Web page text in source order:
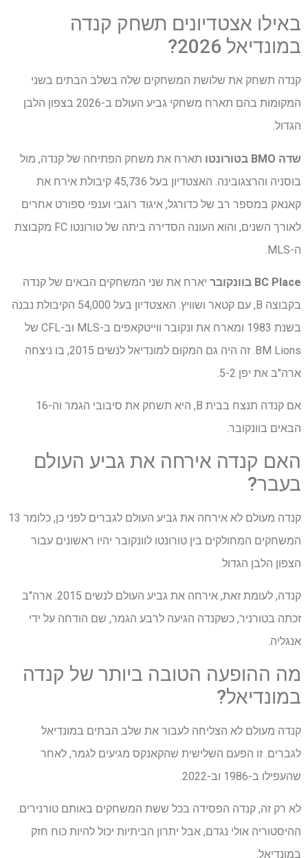
באילו אצטדיונים תשחק קנדה
במונדיאל 2026?
קנדה תשחק את שלושת המשחקים שלה בשלב הבתים בשני
המקומות בהם תארח משחקי גביע העולם ב-2026 בצפון הלבן
הגדול.
שדה BMO בטורונטו
תארח את משחק הפתיחה של קנדה, מול
בוסניה והרצגובינה. האצטדיון בעל 45,736 קיבולת אירח את
קאנאק במספר רב של כדורגל, איגוד רוגבי וענפי ספורט אחרים
לאורך השנים, והוא העונה הסדירה ביתה של טורונטו FC מקבוצת
ה-MLS.
BC Place בוונקובר
יארח את שני המשחקים הבאים של קנדה
בקבוצה B, עם קטאר ושוויץ. האצטדיון בעל 54,000 הקיבולת נבנה
בשנת 1983 ומארח את ונקובר ווייטקאפים ב-MLS וב-CFL של
BM Lions. זה היה גם המקום למונדיאל לנשים 2015, בו ניצחה
ארה"ב את יפן 5-2.
אם קנדה תנצח בבית B, היא תשחק את סיבובי הגמר וה-16
הבאים בוונקובר.
האם קנדה אירחה את גביע העולם
בעבר?
קנדה מעולם לא אירחה את גביע העולם לגברים לפני כן, כלומר 13
המשחקים המחולקים בין טורונטו לוונקובר יהיו ראשונים עבור
הצפון הלבן הגדול.
קנדה, לעומת זאת, אירחה את גביע העולם לנשים 2015. ארה"ב
זכתה בטורניר, כשקנדה הגיעה לרבע הגמר, שם הודחה על ידי
אנגליה.
מה ההופעה הטובה ביותר של קנדה
במונדיאל?
קנדה מעולם לא הצליחה לעבור את שלב הבתים במונדיאל
לגברים. זו הפעם השלישית שהקאנקס מגיעים לגמר, לאחר
שהעפילו ב-1986 וב-2022.
לא רק זה, קנדה הפסידה בכל ששת המשחקים באותם טורנירים.
ההיסטוריה אולי נגדם, אבל יתרון הביתיות יכול להיות כוח חזק
במונדיאל.